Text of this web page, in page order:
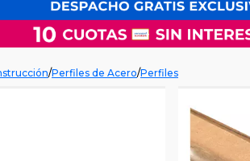
/Perfiles de Acero/Perfiles